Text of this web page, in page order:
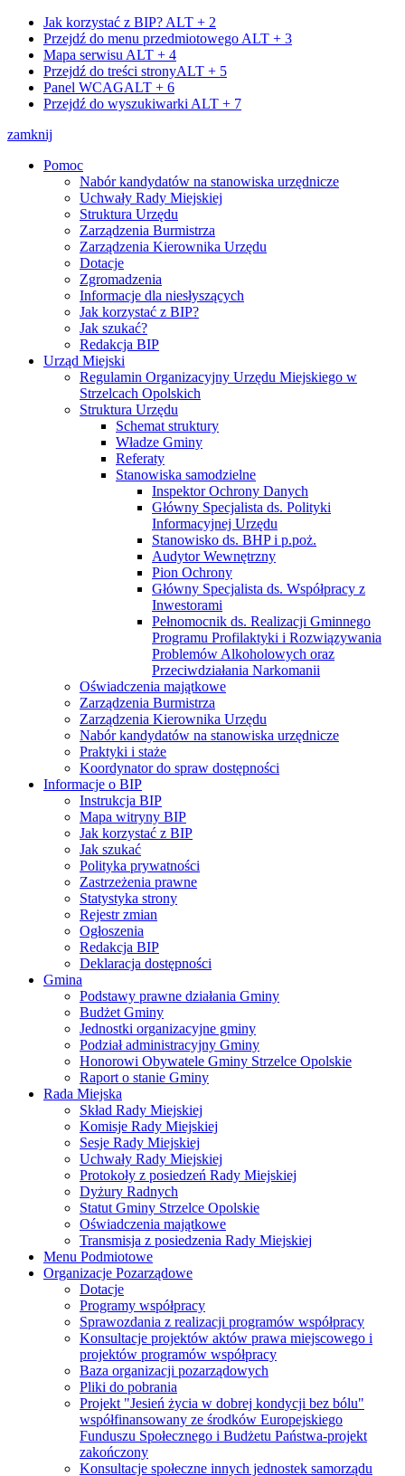
Jak korzystać z BIP? ALT + 2
Przejdź do menu przedmiotowego ALT + 3
Mapa serwisu ALT + 4
Przejdź do treści stronyALT + 5
Panel WCAGALT + 6
Przejdź do wyszukiwarki ALT + 7
zamknij
Pomoc
Nabór kandydatów na stanowiska urzędnicze
Uchwały Rady Miejskiej
Struktura Urzędu
Zarządzenia Burmistrza
Zarządzenia Kierownika Urzędu
Dotacje
Zgromadzenia
Informacje dla niesłyszących
Jak korzystać z BIP?
Jak szukać?
Redakcja BIP
Urząd Miejski
Regulamin Organizacyjny Urzędu Miejskiego w
Strzelcach Opolskich
Struktura Urzędu
Schemat struktury
Władze Gminy
Referaty
Stanowiska samodzielne
Inspektor Ochrony Danych
Główny Specjalista ds. Polityki
Informacyjnej Urzędu
Stanowisko ds. BHP i p.poż.
Audytor Wewnętrzny
Pion Ochrony
Główny Specjalista ds. Współpracy z
Inwestorami
Pełnomocnik ds. Realizacji Gminnego
Programu Profilaktyki i Rozwiązywania
Problemów Alkoholowych oraz
Przeciwdziałania Narkomanii
Oświadczenia majątkowe
Zarządzenia Burmistrza
Zarządzenia Kierownika Urzędu
Nabór kandydatów na stanowiska urzędnicze
Praktyki i staże
Koordynator do spraw dostępności
Informacje o BIP
Instrukcja BIP
Mapa witryny BIP
Jak korzystać z BIP
Jak szukać
Polityka prywatności
Zastrzeżenia prawne
Statystyka strony
Rejestr zmian
Ogłoszenia
Redakcja BIP
Deklaracja dostępności
Gmina
Podstawy prawne działania Gminy
Budżet Gminy
Jednostki organizacyjne gminy
Podział administracyjny Gminy
Honorowi Obywatele Gminy Strzelce Opolskie
Raport o stanie Gminy
Rada Miejska
Skład Rady Miejskiej
Komisje Rady Miejskiej
Sesje Rady Miejskiej
Uchwały Rady Miejskiej
Protokoły z posiedzeń Rady Miejskiej
Dyżury Radnych
Statut Gminy Strzelce Opolskie
Oświadczenia majątkowe
Transmisja z posiedzenia Rady Miejskiej
Menu Podmiotowe
Organizacje Pozarządowe
Dotacje
Programy współpracy
Sprawozdania z realizacji programów współpracy
Konsultacje projektów aktów prawa miejscowego i
projektów programów współpracy
Baza organizacji pozarządowych
Pliki do pobrania
Projekt "Jesień życia w dobrej kondycji bez bólu"
współfinansowany ze środków Europejskiego
Funduszu Społecznego i Budżetu Państwa-projekt
zakończony
Konsultacje społeczne innych jednostek samorządu